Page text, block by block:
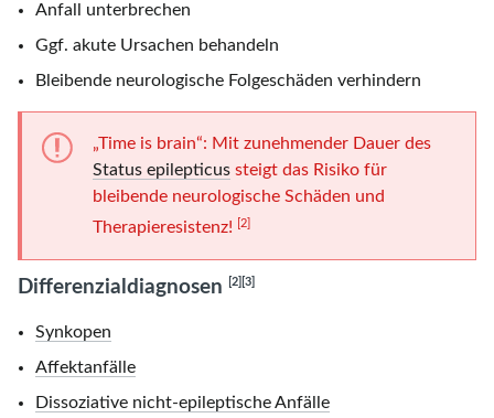
Anfall unterbrechen
Ggf. akute Ursachen behandeln
Bleibende neurologische Folgeschäden verhindern
„Time is brain“: Mit zunehmender Dauer des
Status epilepticus steigt das Risiko für
bleibende neurologische Schäden und
Therapieresistenz!
[2]
Differenzialdiagnosen [2] [3]
Synkopen
Affektanfälle
Dissoziative nicht-epileptische Anfälle